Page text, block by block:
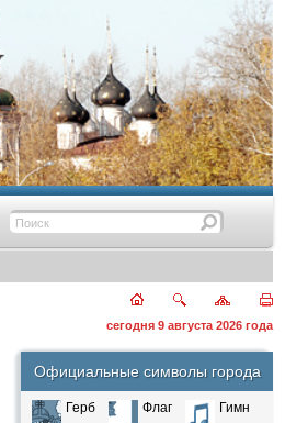
сегодня 9 августа 2026 года
Официальные символы города
Герб Флаг Гимн